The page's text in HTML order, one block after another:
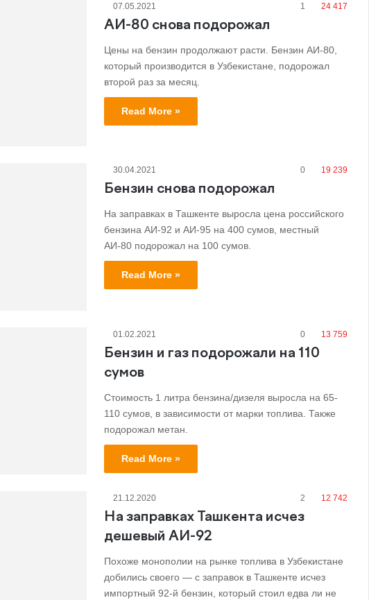
07.05.2021 1 24 417
АИ-80 снова подорожал
Цены на бензин продолжают расти. Бензин АИ-80,
который производится в Узбекистане, подорожал
второй раз за месяц.
Read More »
30.04.2021 0 19 239
Бензин снова подорожал
На заправках в Ташкенте выросла цена российского
бензина АИ-92 и АИ-95 на 400 сумов, местный
АИ-80 подорожал на 100 сумов.
Read More »
01.02.2021 0 13 759
Бензин и газ подорожали на 110
сумов
Стоимость 1 литра бензина/дизеля выросла на 65-
110 сумов, в зависимости от марки топлива. Также
подорожал метан.
Read More »
21.12.2020 2 12 742
На заправках Ташкента исчез
дешевый АИ-92
Похоже монополии на рынке топлива в Узбекистане
добились своего — с заправок в Ташкенте исчез
импортный 92-й бензин, который стоил едва ли не